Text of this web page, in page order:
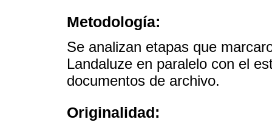
Metodología:
Se analizan etapas que
Landaluze en paralelo con el
documentos de archivo.
Originalidad: